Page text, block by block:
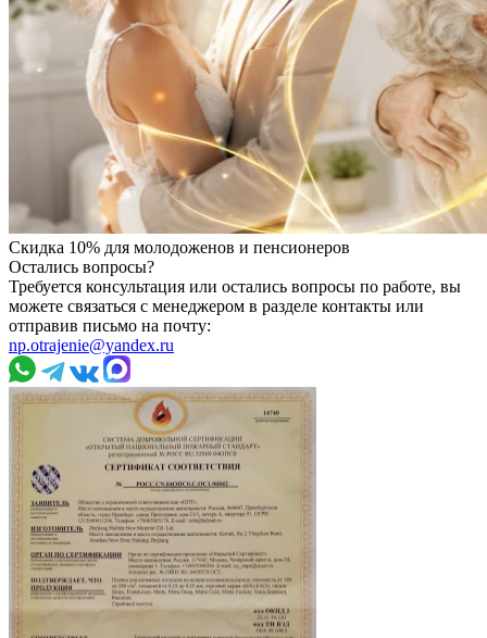
Скидка 10% для молодоженов и пенсионеров
Остались вопросы?
Требуется консультация или остались вопросы по работе, вы
можете связаться с менеджером в разделе контакты или
отправив письмо на почту:
np.otrajenie@yandex.ru